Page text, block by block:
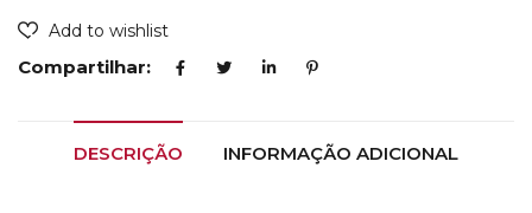
Add to wishlist
Compartilhar:
DESCRIÇÃO INFORMAÇÃO ADICIONAL